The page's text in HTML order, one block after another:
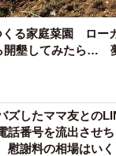
樹さんと笑顔のおば
くる家庭菜園 ロー
開墾してみたら…
ズしたママ友との
話番号を流出させ
謝料の相場はいく